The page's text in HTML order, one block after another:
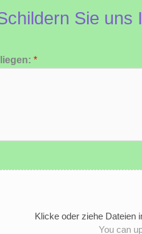
Sie uns
*
Klicke oder ziehe Dateien
You can